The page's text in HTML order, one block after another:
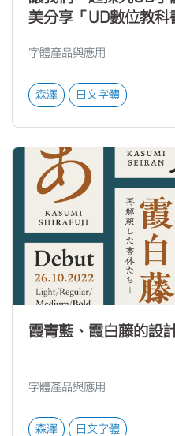
美分享「UD數位教科
字體產品與應用
森澤 日文字體
霞青藍、霞白藤的設
字體產品與應用
森澤 日文字體